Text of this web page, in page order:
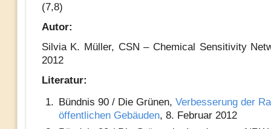
(7,8)
Autor:
Silvia K. Müller, CSN – Chemical Sensitivity
2012
Literatur:
Bündnis 90 / Die Grünen, Verbesserung der
öffentlichen Gebäuden, 8. Februar 2012